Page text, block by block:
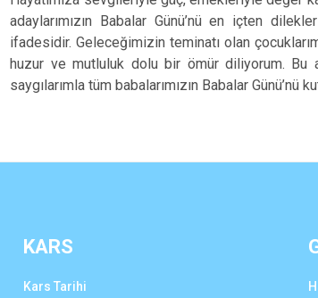
adaylarımızın Babalar Günü’nü en içten
ifadesidir. Geleceğimizin teminatı olan
huzur ve mutluluk dolu bir ömür diliyorum. Bu
saygılarımla tüm babalarımızın Babalar Günü’nü
KARS
Kars Tarihi